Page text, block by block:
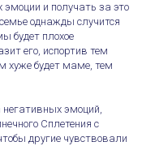
и получать за это
однажды случится
будет плохое
его, испортив тем
хуже будет маме, тем
эмоций,
Сплетения с
другие чувствовали